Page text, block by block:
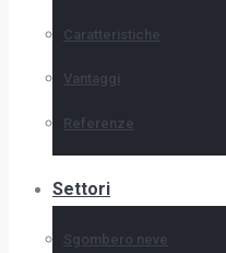
Caratteristiche
Vantaggi
Referenze
Settori
Sgombero neve